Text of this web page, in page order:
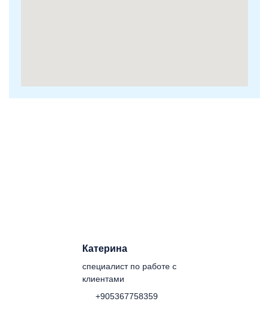
Катерина
специалист по работе с
клиентами
+905367758359